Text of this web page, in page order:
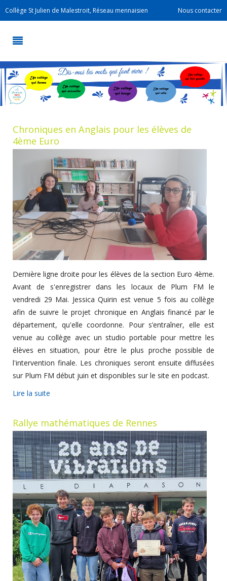
Collège St Julien de Malestroit, Réseau mennaisien Nous contacter
Chroniques en Anglais pour les élèves de
4ème Euro
Dernière ligne droite pour les élèves de la section Euro 4ème.
Avant de s'enregistrer dans les locaux de Plum FM le
vendredi 29 Mai. Jessica Quirin est venue 5 fois au collège
afin de suivre le projet chronique en Anglais financé par le
département, qu'elle coordonne. Pour s’entraîner, elle est
venue au collège avec un studio portable pour mettre les
élèves en situation, pour être le plus proche possible de
l'intervention finale. Les chroniques seront ensuite diffusées
sur Plum FM début juin et disponibles sur le site en podcast.
Lire la suite
Rallye mathématiques de Rennes